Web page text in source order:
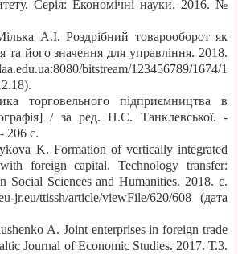
Серія: Економічні науки. 2016. №
А.І. Роздрібний товарооборот як
та його значення для управління. 2018.
bitstream/123456789/1674/1
торговельного підприємництва в
/ за ред. Н.С. Танклевської. -
206 с.
K. Formation of vertically integrated
foreign capital. Technology transfer:
Social Sciences and Humanities. 2018. с.
jr.eu/ttissh/article/viewFile/620/608 (дата
A. Joint enterprises in foreign trade
Journal of Economic Studies. 2017. Т.3.